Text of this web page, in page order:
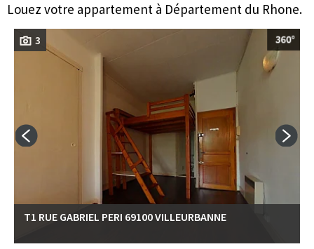
Louez votre appartement à Département du Rhone.
3
T1 RUE GABRIEL PERI 69100 VILLEURBANNE